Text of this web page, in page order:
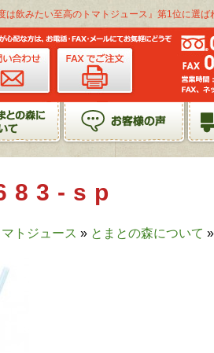
飲みたい至高のトマトジュース』第1位に選ば
sp
トジュース » とまとの森について »